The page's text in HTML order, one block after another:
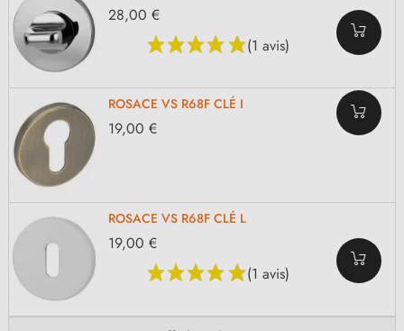
(1 avis)
28,00 €
ROSACE VS R68F CLÉ I
19,00 €
ROSACE VS R68F CLÉ L
(1 avis)
19,00 €